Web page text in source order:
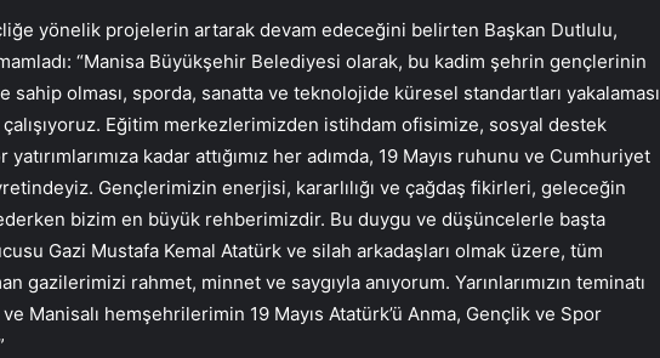
yönelik projelerin artarak devam edeceğini belirten Başkan Dutlulu,
“Manisa Büyükşehir Belediyesi olarak, bu kadim şehrin gençlerinin
sahip olması, sporda, sanatta ve teknolojide küresel standartları yakalaması
çalışıyoruz. Eğitim merkezlerimizden istihdam ofisimize, sosyal destek
kadar attığımız her adımda, 19 Mayıs ruhunu ve Cumhuriyet
Gençlerimizin enerjisi, kararlılığı ve çağdaş fikirleri, geleceğin
ederken bizim en büyük rehberimizdir. Bu duygu ve düşüncelerle başta
Gazi Mustafa Kemal Atatürk ve silah arkadaşları olmak üzere, tüm
gazilerimizi rahmet, minnet ve saygıyla anıyorum. Yarınlarımızın teminatı
Manisalı hemşehrilerimin 19 Mayıs Atatürk’ü Anma, Gençlik ve Spor